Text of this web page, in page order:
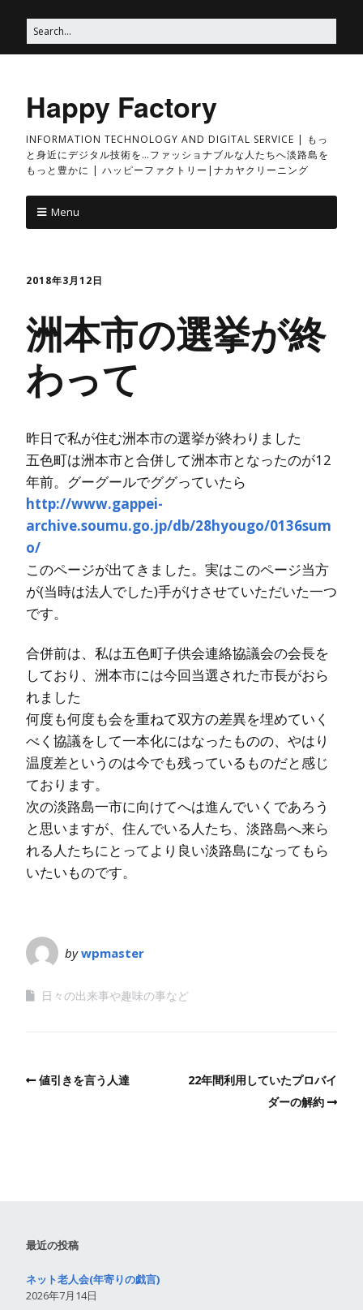
Happy Factory
INFORMATION TECHNOLOGY AND DIGITAL SERVICE | もっ
と身近にデジタル技術を…ファッショナブルな人たちへ淡路島を
もっと豊かに | ハッピーファクトリー|ナカヤクリーニング
Menu
2018年3月12日
洲本市の選挙が終
わって
昨日で私が住む洲本市の選挙が終わりました
五色町は洲本市と合併して洲本市となったのが12
年前。グーグールでググっていたら
http://www.gappei-
archive.soumu.go.jp/db/28hyougo/0136sum
o/
このページが出てきました。実はこのページ当方
が(当時は法人でした)手がけさせていただいた一つ
です。
合併前は、私は五色町子供会連絡協議会の会長を
しており、洲本市には今回当選された市長がおら
れました
何度も何度も会を重ねて双方の差異を埋めていく
べく協議をして一本化にはなったものの、やはり
温度差というのは今でも残っているものだと感じ
ております。
次の淡路島一市に向けてへは進んでいくであろう
と思いますが、住んでいる人たち、淡路島へ来ら
れる人たちにとってより良い淡路島になってもら
いたいものです。
bywpmaster
日々の出来事や趣味の事など
値引きを言う人達
22年間利用していたプロバイ
ダーの解約
最近の投稿
ネット老人会(年寄りの戯言)
2026年7月14日